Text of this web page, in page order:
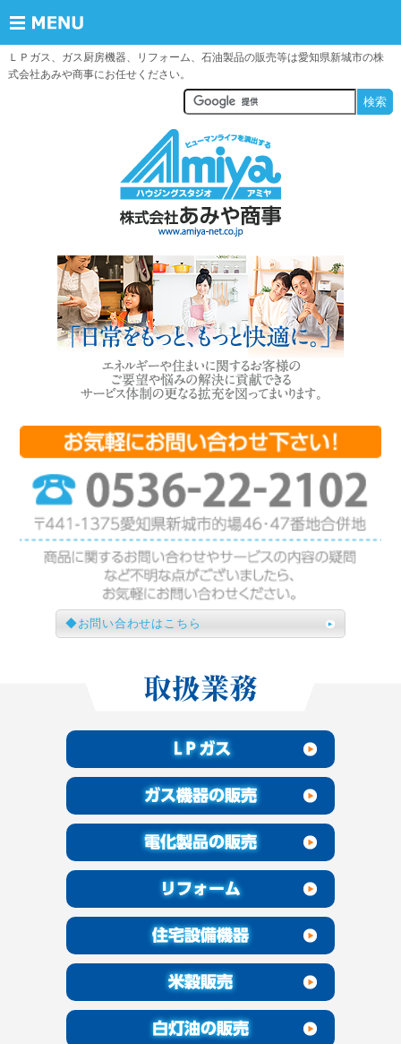
ＬＰガス、ガス厨房機器、リフォーム、石油製品の販売等は愛知県新城市の株
式会社あみや商事にお任せください。
お問い合わせはこちら